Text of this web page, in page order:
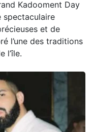
Kadooment Day
spectaculaire
et de
l’une des traditions
l’île.